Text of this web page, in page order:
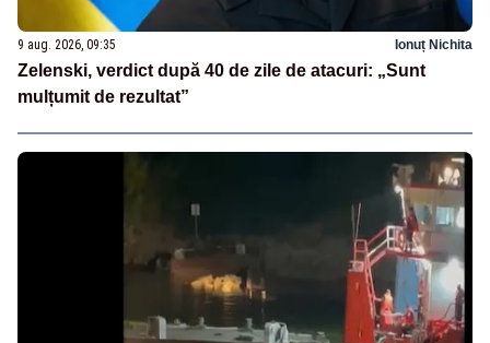
9 aug. 2026, 09:35 Ionuț Nichita
Zelenski, verdict după 40 de zile de atacuri: „Sunt
mulțumit de rezultat”